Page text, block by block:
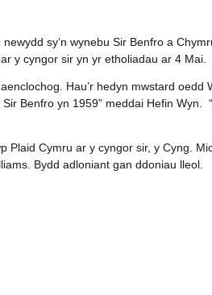
sy’n wynebu Sir Benfro a
y cyngor sir yn yr etholiadau ar 4 Mai.
Hau’r hedyn mwstard oedd
Benfro yn 1959” meddai Hefin Wyn.
Plaid Cymru ar y cyngor sir, y Cyng.
Bydd adloniant gan ddoniau lleol.